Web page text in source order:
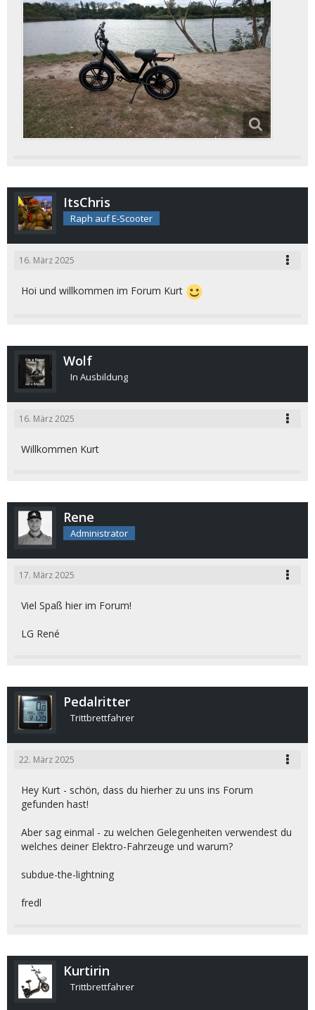
ItsChris
Raph auf E-Scooter
16. März 2025
Hoi und willkommen im Forum Kurt
Wolf
In Ausbildung
16. März 2025
Willkommen Kurt
Rene
Administrator
17. März 2025
Viel Spaß hier im Forum!
LG René
Pedalritter
Trittbrettfahrer
22. März 2025
Hey Kurt - schön, dass du hierher zu uns ins Forum
gefunden hast!
Aber sag einmal - zu welchen Gelegenheiten verwendest du
welches deiner Elektro-Fahrzeuge und warum?
subdue-the-lightning
fredl
Kurtirin
Trittbrettfahrer